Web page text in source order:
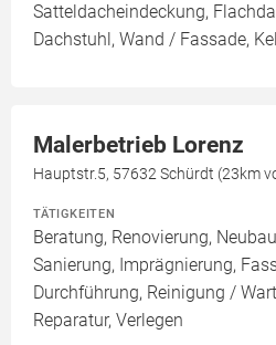
Satteldacheindeckung,
Dachstuhl, Wand / Fassade,
Malerbetrieb Lorenz
Hauptstr.5, 57632 Schürdt (23km
TÄTIGKEITEN
Beratung, Renovierung,
Sanierung, Imprägnierung,
Durchführung, Reinigung /
Reparatur, Verlegen